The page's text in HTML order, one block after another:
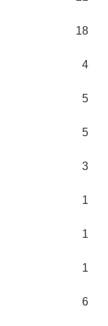
18
4
5
5
3
1
1
1
6